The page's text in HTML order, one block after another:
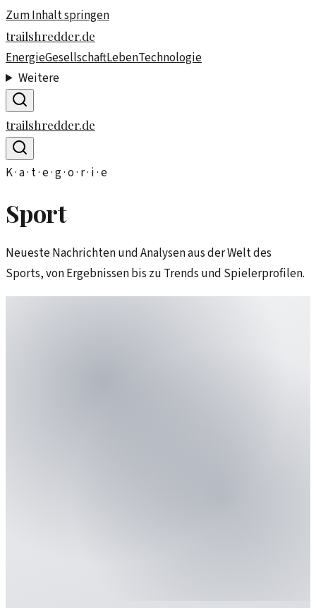
Zum Inhalt springen
trailshredder.de
EnergieGesellschaftLebenTechnologie
Weitere
trailshredder.de
K · a · t · e · g · o · r · i · e
Sport
Neueste Nachrichten und Analysen aus der Welt des
Sports, von Ergebnissen bis zu Trends und Spielerprofilen.